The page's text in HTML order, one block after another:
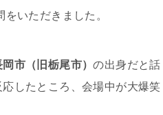
をいただきました。
岡市（旧栃尾市）の出身だと話
したところ、会場中が大爆笑